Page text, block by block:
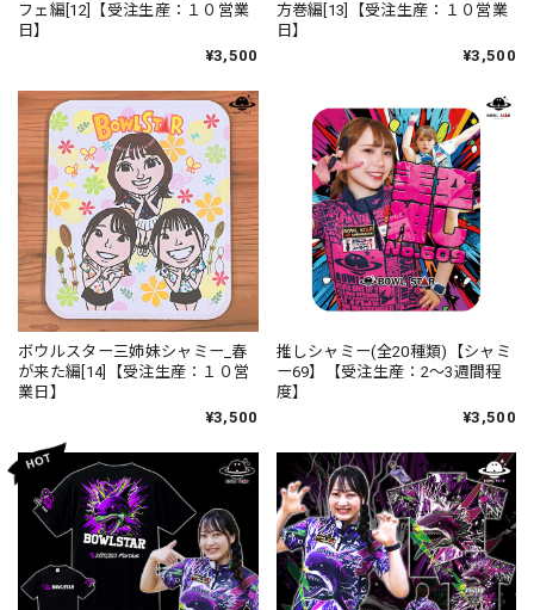
フェ編[12]【受注生産：１０営業
日】
¥3,500
方巻編[13]【受注生産：１０営業
日】
¥3,500
ボウルスター三姉妹シャミー_春
が来た編[14]【受注生産：１０営
業日】
¥3,500
推しシャミー(全20種類)【シャミ
ー69】【受注生産：2〜3週間程
度】
¥3,500